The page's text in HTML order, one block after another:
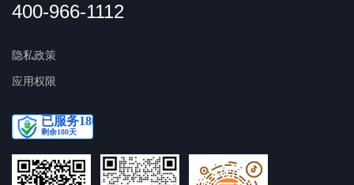
400-966-1112
隐私政策
应用权限